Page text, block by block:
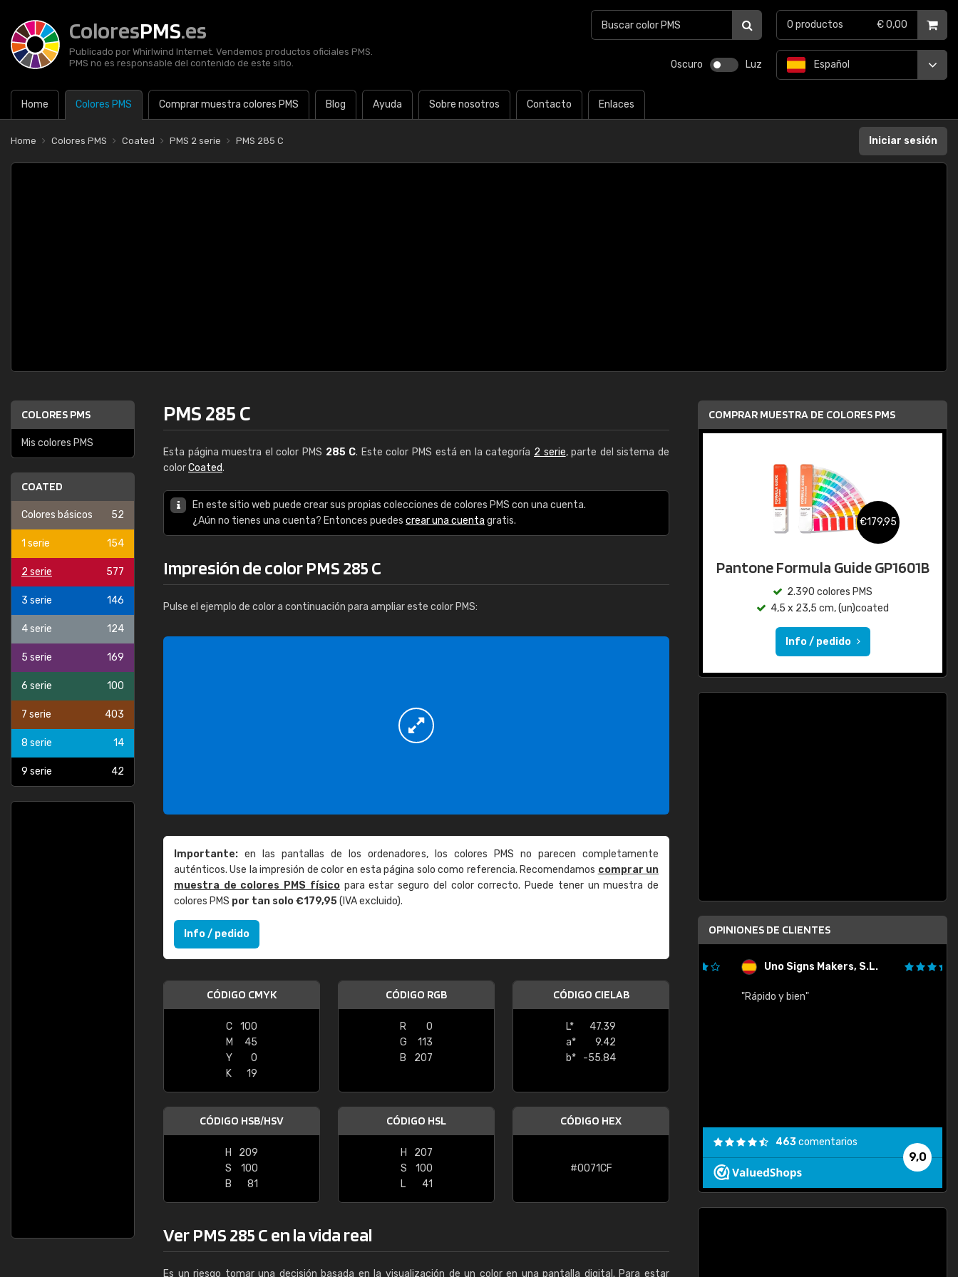
ColoresPMS.es
Publicado por Whirlwind Internet. Vendemos productos oficiales PMS.
PMS no es responsable del contenido de este sitio.
Oscuro Luz
Home Colores PMS Comprar muestra colores PMS Blog Ayuda Sobre nosotros Contacto Enlaces
Español
0 productos € 0,00
Home Colores PMS Coated PMS 2 serie PMS 285 C Iniciar sesión
COLORES PMS
Mis colores PMS
COATED
Colores básicos 52
1 serie 154
2 serie 577
3 serie 146
4 serie 124
5 serie 169
6 serie 100
7 serie 403
8 serie 14
9 serie 42
PMS 285 C
Esta página muestra el color PMS 285 C. Este color PMS está en la categoría 2 serie, parte del sistema de
colorCoated.
En este sitio web puede crear sus propias colecciones de colores PMS con una cuenta.
¿Aún no tienes una cuenta? Entonces puedes crear una cuenta gratis.
Impresión de color PMS 285 C
Pulse el ejemplo de color a continuación para ampliar este color PMS:
Importante: en las pantallas de los ordenadores, los colores PMS no parecen completamente
auténticos. Use la impresión de color en esta página solo como referencia. Recomendamos comprar un
muestra de colores PMS físicopara estar seguro del color correcto. Puede tener un muestra de
colores PMS por tan solo €179,95(IVA excluido).
Info / pedido
CÓDIGO CMYK
C
100
M
45
Y
0
K
19
CÓDIGO RGB
R
0
G
113
B
207
CÓDIGO CIELAB
L*
47.39
a*
9.42
b*
-55.84
CÓDIGO HSB/HSV
H
209
S
100
B
81
CÓDIGO HSL
H
207
S
100
L
41
CÓDIGO HEX
#0071CF
Ver PMS 285 C en la vida real
Es un riesgo tomar una decisión basada en la visualización de un color en una pantalla digital. Para estar
COMPRAR MUESTRA DE COLORES PMS
€179,95
Pantone Formula Guide GP1601B
2.390 colores PMS
4,5 x 23,5 cm, (un)coated
Info / pedido
OPINIONES DE CLIENTES
"Buen servicio. No obstante No es fácil
encontrar/comprar lo que se busca"
Uno Signs Makers, S.L.
"Rápido y bien"
9,0
463comentarios